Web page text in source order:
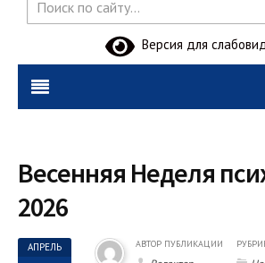
Версия для
Весенняя Неделя
2026
АПРЕЛЬ АВТОР ПУБЛИКАЦИИ